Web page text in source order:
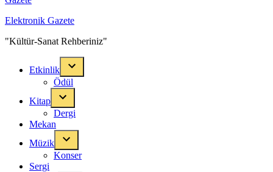
Elektronik Gazete
"Kültür-Sanat Rehberiniz"
Etkinlik
Ödül
Kitap
Dergi
Mekan
Müzik
Konser
Sergi